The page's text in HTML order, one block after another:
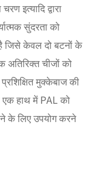
इत्यादि द्वारा
सुंदरता को
है जिसे केवल दो बटनों के
अतिरिक्त चीजों को
मुक्केबाज की
एक हाथ में PAL को
के लिए उपयोग करने